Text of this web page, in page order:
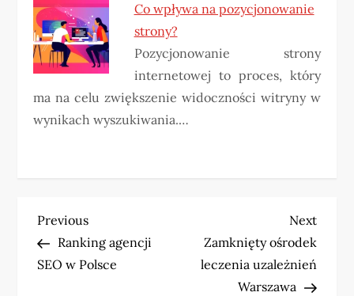
Co wpływa na pozycjonowanie
strony?
Pozycjonowanie strony
internetowej to proces, który
ma na celu zwiększenie widoczności witryny w
wynikach wyszukiwania.…
N
a
Previous
Post
Previous
Ranking agencji
SEO w Polsce
Next
Post
Next
Zamknięty ośrodek
leczenia uzależnień
Warszawa